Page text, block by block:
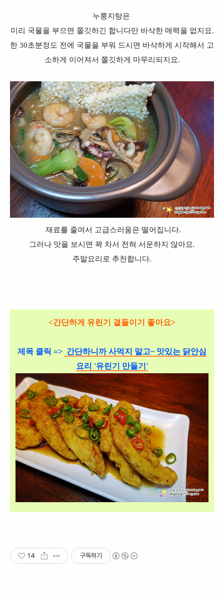
누룽지탕은
미리 국물을 부으면 쫄깃하긴 합니다만 바삭한 매력을 없지요.
한 30초분정도 전에 국물을 부워 드시면 바삭하게 시작해서 고
소하게 이어져서 쫄깃하게 마무리되지요.
재료를 줄여서 고급스러움은 떨어집니다.
그러나 맛을 보시면 꽉 차서 전혀 서운하지 않아요.
주말요리로 추천합니다.
<간단하게 유린기 곁들이기 좋아요>
제목 클릭 => 간단하니까 사먹지 말고~ 맛있는 닭안심
요리 '유린기 만들기'
14 구독하기